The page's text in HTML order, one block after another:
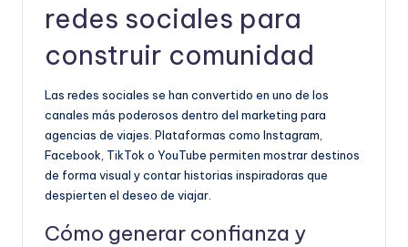
redes sociales para
construir comunidad
Las redes sociales se han convertido en uno de los
canales más poderosos dentro del marketing para
agencias de viajes. Plataformas como Instagram,
Facebook, TikTok o YouTube permiten mostrar destinos
de forma visual y contar historias inspiradoras que
despierten el deseo de viajar.
Cómo generar confianza y